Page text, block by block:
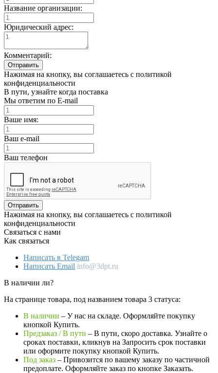
Название организации:
Юридический адрес:
Комментарий:
Отправить
Нажимая на кнопку, вы соглашаетесь с политикой
конфиденциальности
В пути, узнайте когда поставка
Мы ответим по E-mail
Ваше имя:
Ваш e-mail
Ваш телефон
Отправить
Нажимая на кнопку, вы соглашаетесь с политикой
конфиденциальности
Связаться с нами
Как связаться
Написать в Telegam
Написать Email info@3dpt.ru
В наличии ли?
На странице товара, под названием товара 3 статуса:
В наличии – У нас на складе. Оформляйте покупку
кнопкой Купить.
Предзаказ / В пути – В пути, скоро доставка. Узнайте о
сроках поставки, кликнув на Запросить cрок поставки
или оформите покупку кнопкой Купить.
Под заказ – Привозится по вашему заказу по частичной
предоплате. Оформляйте заказ по кнопке Заказать.